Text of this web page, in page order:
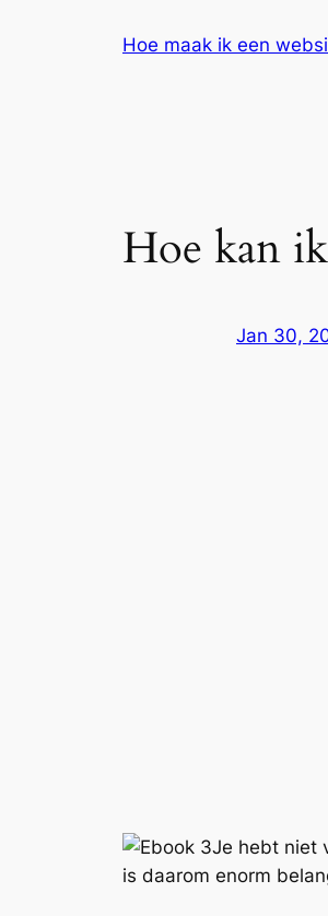
Hoe maak ik een
Hoe kan
Jan 30,
Je hebt niet
is daarom enorm